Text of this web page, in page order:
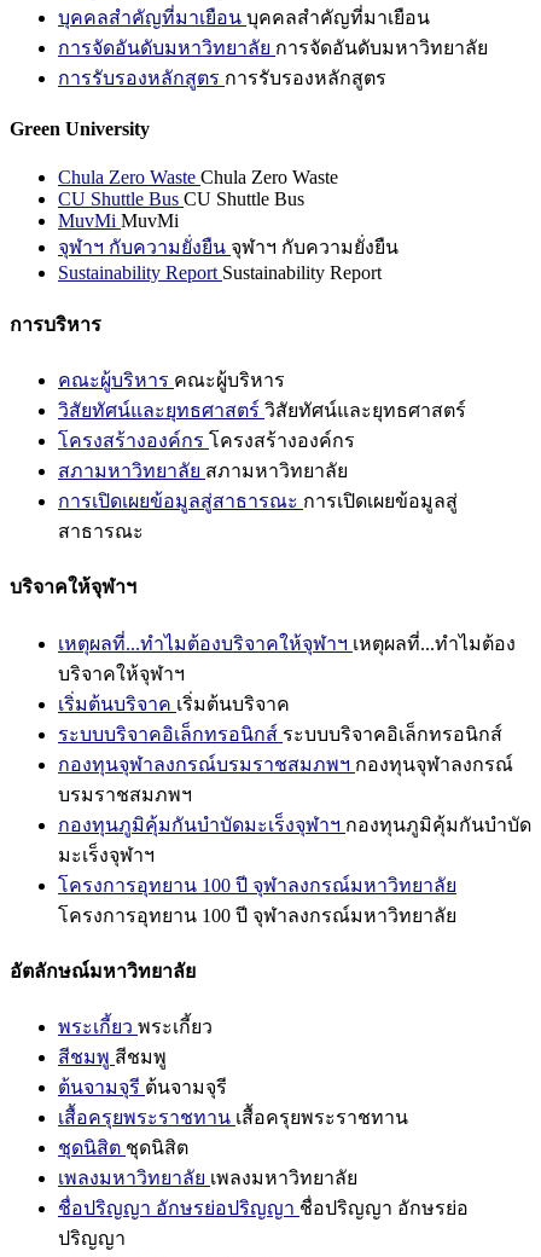
บุคคลสำคัญที่มาเยือน บุคคลสำคัญที่มาเยือน
การจัดอันดับมหาวิทยาลัย การจัดอันดับมหาวิทยาลัย
การรับรองหลักสูตร การรับรองหลักสูตร
Green University
Chula Zero Waste Chula Zero Waste
CU Shuttle Bus CU Shuttle Bus
MuvMi MuvMi
จุฬาฯ กับความยั่งยืน จุฬาฯ กับความยั่งยืน
Sustainability Report Sustainability Report
การบริหาร
คณะผู้บริหาร คณะผู้บริหาร
วิสัยทัศน์และยุทธศาสตร์ วิสัยทัศน์และยุทธศาสตร์
โครงสร้างองค์กร โครงสร้างองค์กร
สภามหาวิทยาลัย สภามหาวิทยาลัย
การเปิดเผยข้อมูลสู่สาธารณะ การเปิดเผยข้อมูลสู่
สาธารณะ
บริจาคให้จุฬาฯ
เหตุผลที่...ทำไมต้องบริจาคให้จุฬาฯ เหตุผลที่...ทำไมต้อง
บริจาคให้จุฬาฯ
เริ่มต้นบริจาค เริ่มต้นบริจาค
ระบบบริจาคอิเล็กทรอนิกส์ ระบบบริจาคอิเล็กทรอนิกส์
กองทุนจุฬาลงกรณ์บรมราชสมภพฯ กองทุนจุฬาลงกรณ์
บรมราชสมภพฯ
กองทุนภูมิคุ้มกันบำบัดมะเร็งจุฬาฯ กองทุนภูมิคุ้มกันบำบัด
มะเร็งจุฬาฯ
โครงการอุทยาน 100 ปี จุฬาลงกรณ์มหาวิทยาลัย
โครงการอุทยาน 100 ปี จุฬาลงกรณ์มหาวิทยาลัย
อัตลักษณ์มหาวิทยาลัย
พระเกี้ยว พระเกี้ยว
สีชมพู สีชมพู
ต้นจามจุรี ต้นจามจุรี
เสื้อครุยพระราชทาน เสื้อครุยพระราชทาน
ชุดนิสิต ชุดนิสิต
เพลงมหาวิทยาลัย เพลงมหาวิทยาลัย
ชื่อปริญญา อักษรย่อปริญญา ชื่อปริญญา อักษรย่อ
ปริญญา